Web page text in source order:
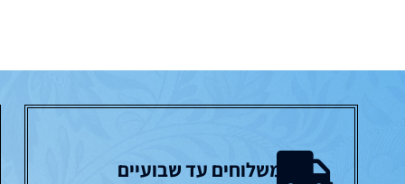
משלוחים עד שבועיים